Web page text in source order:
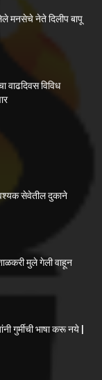
मुले गेली वाहून
गुर्मीची भाषा करू नये |
386
212